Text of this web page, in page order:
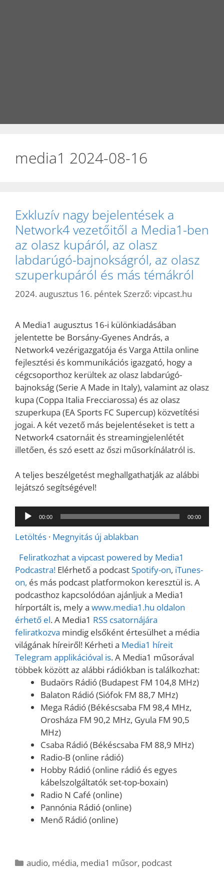
media1 2024-08-16
Exkluzív nagy bejelentések a
Network4 vezetőitől a Media1-ben
az olasz kupáról, az olasz
labdarúgó-bajnokságról, az olasz
szuperkupáról és más témákról
2024. augusztus 16. péntek Szerző: vipcast.hu
A Media1 augusztus 16-i különkiadásában
jelentette be Borsány-Gyenes András, a
Network4 vezérigazgatója és Varga Attila online
fejlesztési és kommunikációs igazgató, hogy a
cégcsoporthoz kerültek az olasz labdarúgó-
bajnokság (Serie A Made in Italy), valamint az olasz
kupa (Coppa Italia Frecciarossa) és az olasz
szuperkupa (EA Sports FC Supercup) közvetítési
jogai. A két vezető más bejelentéseket is tett a
Network4 csatornáit és streamingjelenlétét
illetően, és szó esett az őszi műsorkínálatról is.
A teljes beszélgetést meghallgathatják az alábbi
lejátszó segítségével!
Audió
lejátszó
00:00 00:00
Letöltés · Megnyitás új ablakban
Feliratkozhat a vipcast powered by Media1
Podcastra! Elérhető a podcastSpotify-on, iTunes-
on, és más podcast platformokon keresztül is. A
podcasthoz kapcsolódóan ajánljuk a Media1
hírportált is, mely a www.media1.hu oldalon
érhető el. A Media1 RSS csatornájára
feliratkozva mindig elsőként értesülhet a média
világának híreiről! Kérheti a Media1 híreit
Telegram applikációval is. A Media1 műsorával
többek között az alábbi rádiókban is találkozhat:
Budaörs Rádió (Budapest FM 104,8 MHz)
Balaton Rádió (Siófok FM 88,7 MHz)
Mega Rádió (Békéscsaba FM 98,4 MHz,
Orosháza FM 90,2 MHz, Gyula FM 90,5
MHz)
Csaba Rádió (Békéscsaba FM 88,9 MHz)
Radio-B (online rádió)
Hobby Rádió (online rádió és egyes
kábelszolgáltatók set-top-boxain)
Radio N Café (online)
Pannónia Rádió (online)
Menő Rádió (online)
Kategória
audio, média, media1 műsor, podcast